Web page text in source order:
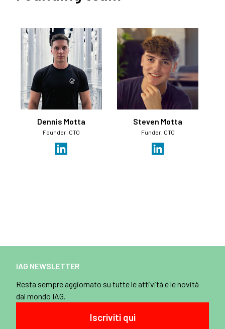
Dennis Motta
Founder, CTO
Steven Motta
Funder, CTO
IAG NEWSLETTER
Resta sempre aggiornato su tutte le attività e le novità
dal mondo IAG.
Iscriviti qui